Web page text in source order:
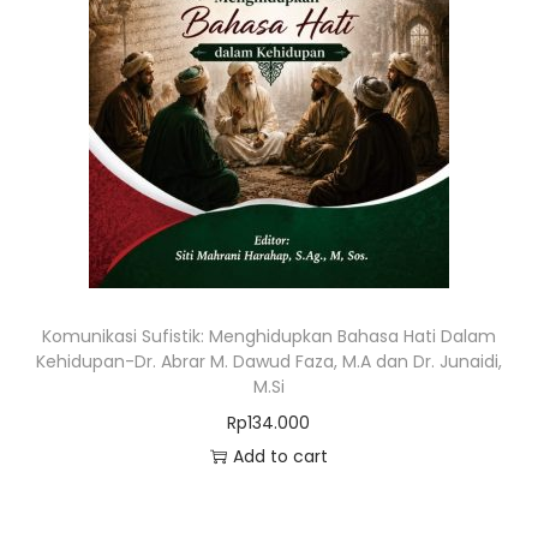
Komunikasi Sufistik: Menghidupkan Bahasa Hati Dalam
Kehidupan-Dr. Abrar M. Dawud Faza, M.A dan Dr. Junaidi,
M.Si
Rp134.000
Add to cart